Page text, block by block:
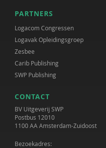
PARTNERS
Logacom Congressen
Logavak Opleidingsgroep
Zesbee
Carib Publishing
SWP Publishing
CONTACT
BV Uitgeverij SWP
Postbus 12010
1100 AA Amsterdam-Zuidoost
Bezoekadres: